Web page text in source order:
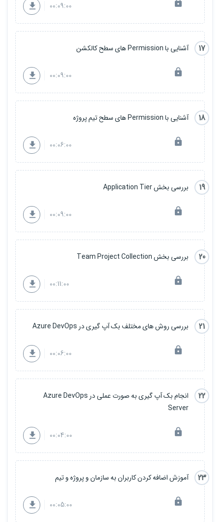
00:09:00
17 آشنایی با Permission های سطح کالکشن
00:09:00
18 آشنایی با Permission های سطح تیم پروژه
00:06:00
19 بررسی بخش Application Tier
00:09:00
20 بررسی بخش Team Project Collection
00:11:00
21 بررسی روش های مختلف بک آپ گیری در Azure DevOps
00:06:00
22
انجام بک آپ گیری به صورت عملی در Azure DevOps
Server
00:04:00
23 آموزش اضافه کردن کاربران به سازمان و پروژه و تیم
00:05:00